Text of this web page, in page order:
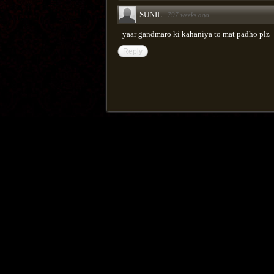
SUNIL · 797 weeks ago
yaar gandmaro ki kahaniya to mat padho plz
Reply